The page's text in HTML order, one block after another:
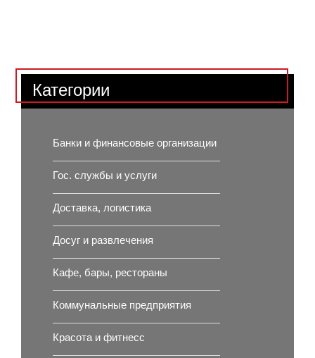
Категории
Банки и финансовые организации
Гос. службы и услуги
Доставка, логистика
Досуг и развлечения
Кафе, бары, рестораны
Коммунальные предприятия
Красота и фитнесс